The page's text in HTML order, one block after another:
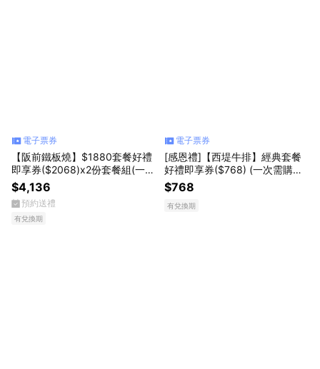
電子票券
【阪前鐵板燒】$1880套餐好禮
即享券($2068)x2份套餐組(一次
抵用)(限內用)
$4,136
預約送禮
有兌換期
電子票券
[感恩禮]【西堤牛排】經典套餐
好禮即享券($768) (一次需購買2
張)
$768
有兌換期